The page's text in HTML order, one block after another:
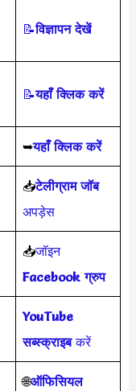
📝विज्ञापन देखें
📝यहाँ क्लिक करें
➥यहाँ क्लिक करें
📥टेलीग्राम जॉब
अपड़ेस
📥जॉइन
Facebook ग्रुप
YouTube
सब्स्क्राइबकरें
🌐ऑफिसियल